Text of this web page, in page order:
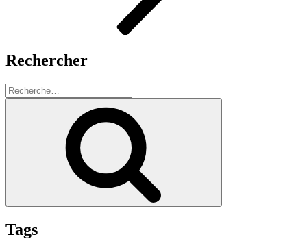
Rechercher
Recherche
pour
Tags